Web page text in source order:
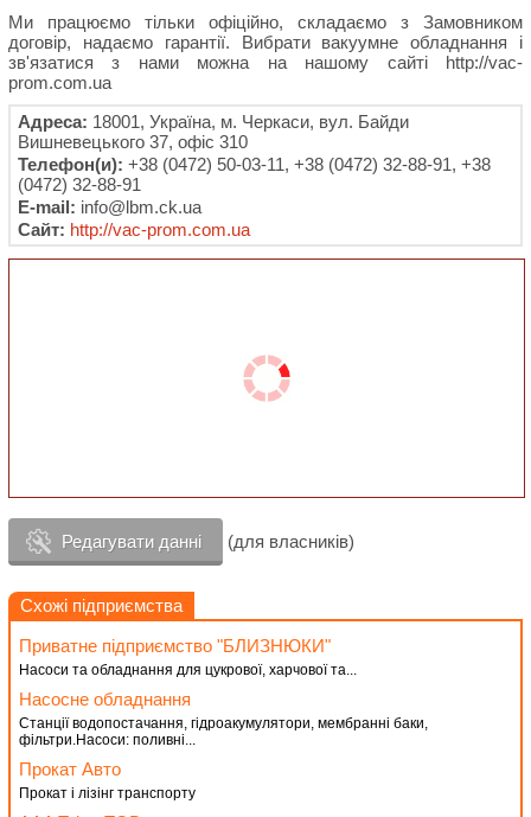
Ми працюємо тільки офіційно, складаємо з Замовником
договір, надаємо гарантії. Вибрати вакуумне обладнання і
зв'язатися з нами можна на нашому сайті http://vac-
prom.com.ua
Адреса: 18001, Україна, м. Черкаси, вул. Байди
Вишневецького 37, офіс 310
Телефон(и): +38 (0472) 50-03-11, +38 (0472) 32-88-91, +38
(0472) 32-88-91
E-mail: info@lbm.ck.ua
Сайт: http://vac-prom.com.ua
Редагувати данні (для власників)
Схожі підприємства
Приватне підприємство "БЛИЗНЮКИ"
Насоси та обладнання для цукрової, харчової та...
Насосне обладнання
Станції водопостачання, гідроакумулятори, мембранні баки,
фільтри.Насоси: поливні...
Прокат Авто
Прокат і лізінг транспорту